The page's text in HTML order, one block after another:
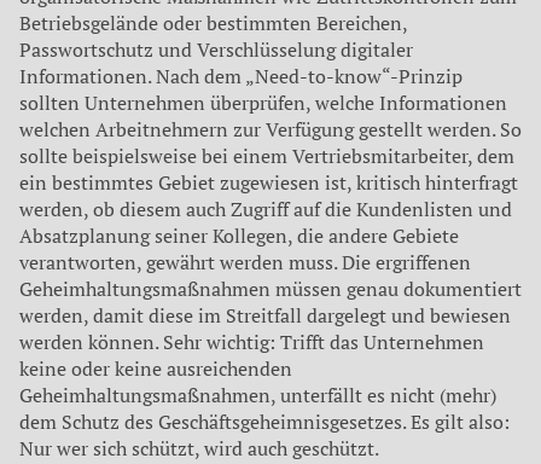
Betriebsgelände oder bestimmten Bereichen,
Passwortschutz und Verschlüsselung digitaler
Informationen. Nach dem „Need-to-know“-Prinzip
sollten Unternehmen überprüfen, welche Informationen
welchen Arbeitnehmern zur Verfügung gestellt werden. So
sollte beispielsweise bei einem Vertriebsmitarbeiter, dem
ein bestimmtes Gebiet zugewiesen ist, kritisch hinterfragt
werden, ob diesem auch Zugriff auf die Kundenlisten und
Absatzplanung seiner Kollegen, die andere Gebiete
verantworten, gewährt werden muss. Die ergriffenen
Geheimhaltungsmaßnahmen müssen genau dokumentiert
werden, damit diese im Streitfall dargelegt und bewiesen
werden können. Sehr wichtig: Trifft das Unternehmen
keine oder keine ausreichenden
Geheimhaltungsmaßnahmen, unterfällt es nicht (mehr)
dem Schutz des Geschäftsgeheimnisgesetzes. Es gilt also:
Nur wer sich schützt, wird auch geschützt.